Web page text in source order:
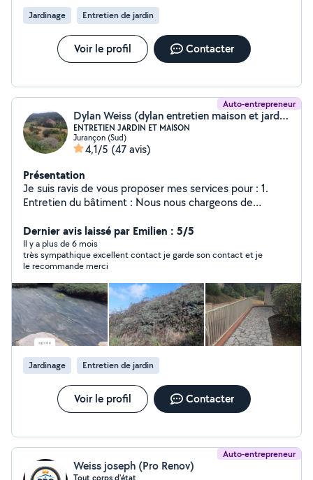
Jardinage Entretien de jardin
Voir le profil Contacter
Auto-entrepreneur
Dylan Weiss (dylan entretien maison et jardin)
ENTRETIEN JARDIN ET MAISON
Jurançon (Sud)
4,1/5 (47 avis)
Présentation
Je suis ravis de vous proposer mes services pour : 1.
Entretien du bâtiment : Nous nous chargeons de
maintenance des installations et des équipements, ainsi
que des réparations mineures pour garantir le bon
fonctionnement de vos espaces. Remise en état
peinture, pose de sol, tapisserie 2. Entretien des
espaces verts : Nous prenons en charge la tonte,
l'élagage, l'entretien des haies, des massifs, ainsi que le
nettoyage des allées pour que vos espaces extérieurs
restent agréables et bien entretenus tout au long de
l'année. 3. Dépannage : En cas de panne ou de
dysfonctionnement sur votre véhicule ou vos
installations, nous intervenons rapidement pour
résoudre le problème. 4. Débarras d'encombrants :
Nous assurons l'enlèvement de vos encombrants en
général de manière rapide et efficace Je me mes à
avec efficacité et sérieux.
Dernier avis laissé par Emilien : 5/5
Il y a plus de 6 mois
très sympathique excellent contact je garde son contact et je
le recommande merci
Jardinage Entretien de jardin
Voir le profil Contacter
Auto-entrepreneur
Weiss joseph (Pro Renov)